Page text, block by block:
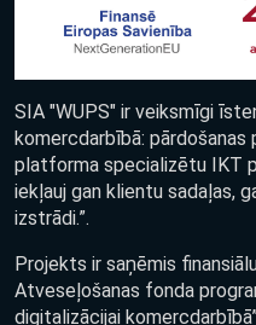
SIA "WUPS" ir veiksmīgi
komercdarbībā: pārdošanas
platforma specializētu IKT
iekļauj gan klientu sadaļas,
izstrādi.”.
Projekts ir saņēmis
Atveseļošanas fonda
digitalizācijai